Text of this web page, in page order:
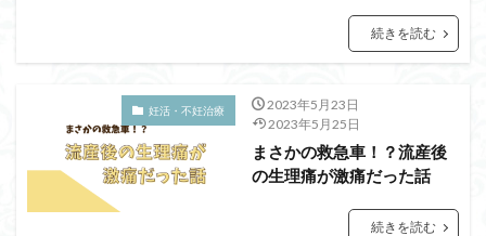
続きを読む
妊活・不妊治療
2023年5月23日
2023年5月25日
まさかの救急車！？流産後
の生理痛が激痛だった話
続きを読む